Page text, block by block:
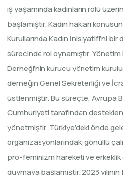
iş yaşamında kadınların rolü
başlamıştır. Kadın hakları
Kurullarında Kadın İnisiyatifi’ni
sürecinde rol oynamıştır. Yönetim
Derneği’nin kurucu yönetim
derneğin Genel Sekreterliği ve
üstlenmiştir. Bu süreçte, Avrupa
Cumhuriyeti tarafından
yönetmiştir. Türkiye’deki önde
organizasyonlarındaki gönüllü
pro-feminizm hareketi ve erkeklik
duymaya başlamıştır. 2023